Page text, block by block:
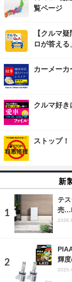
覧ページ
【クルマ
ロが答える
カーメー
クルマ好き
ストップ！
新
テ
売
輝